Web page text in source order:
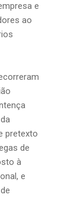
e
ao
pretexto
de
à
e